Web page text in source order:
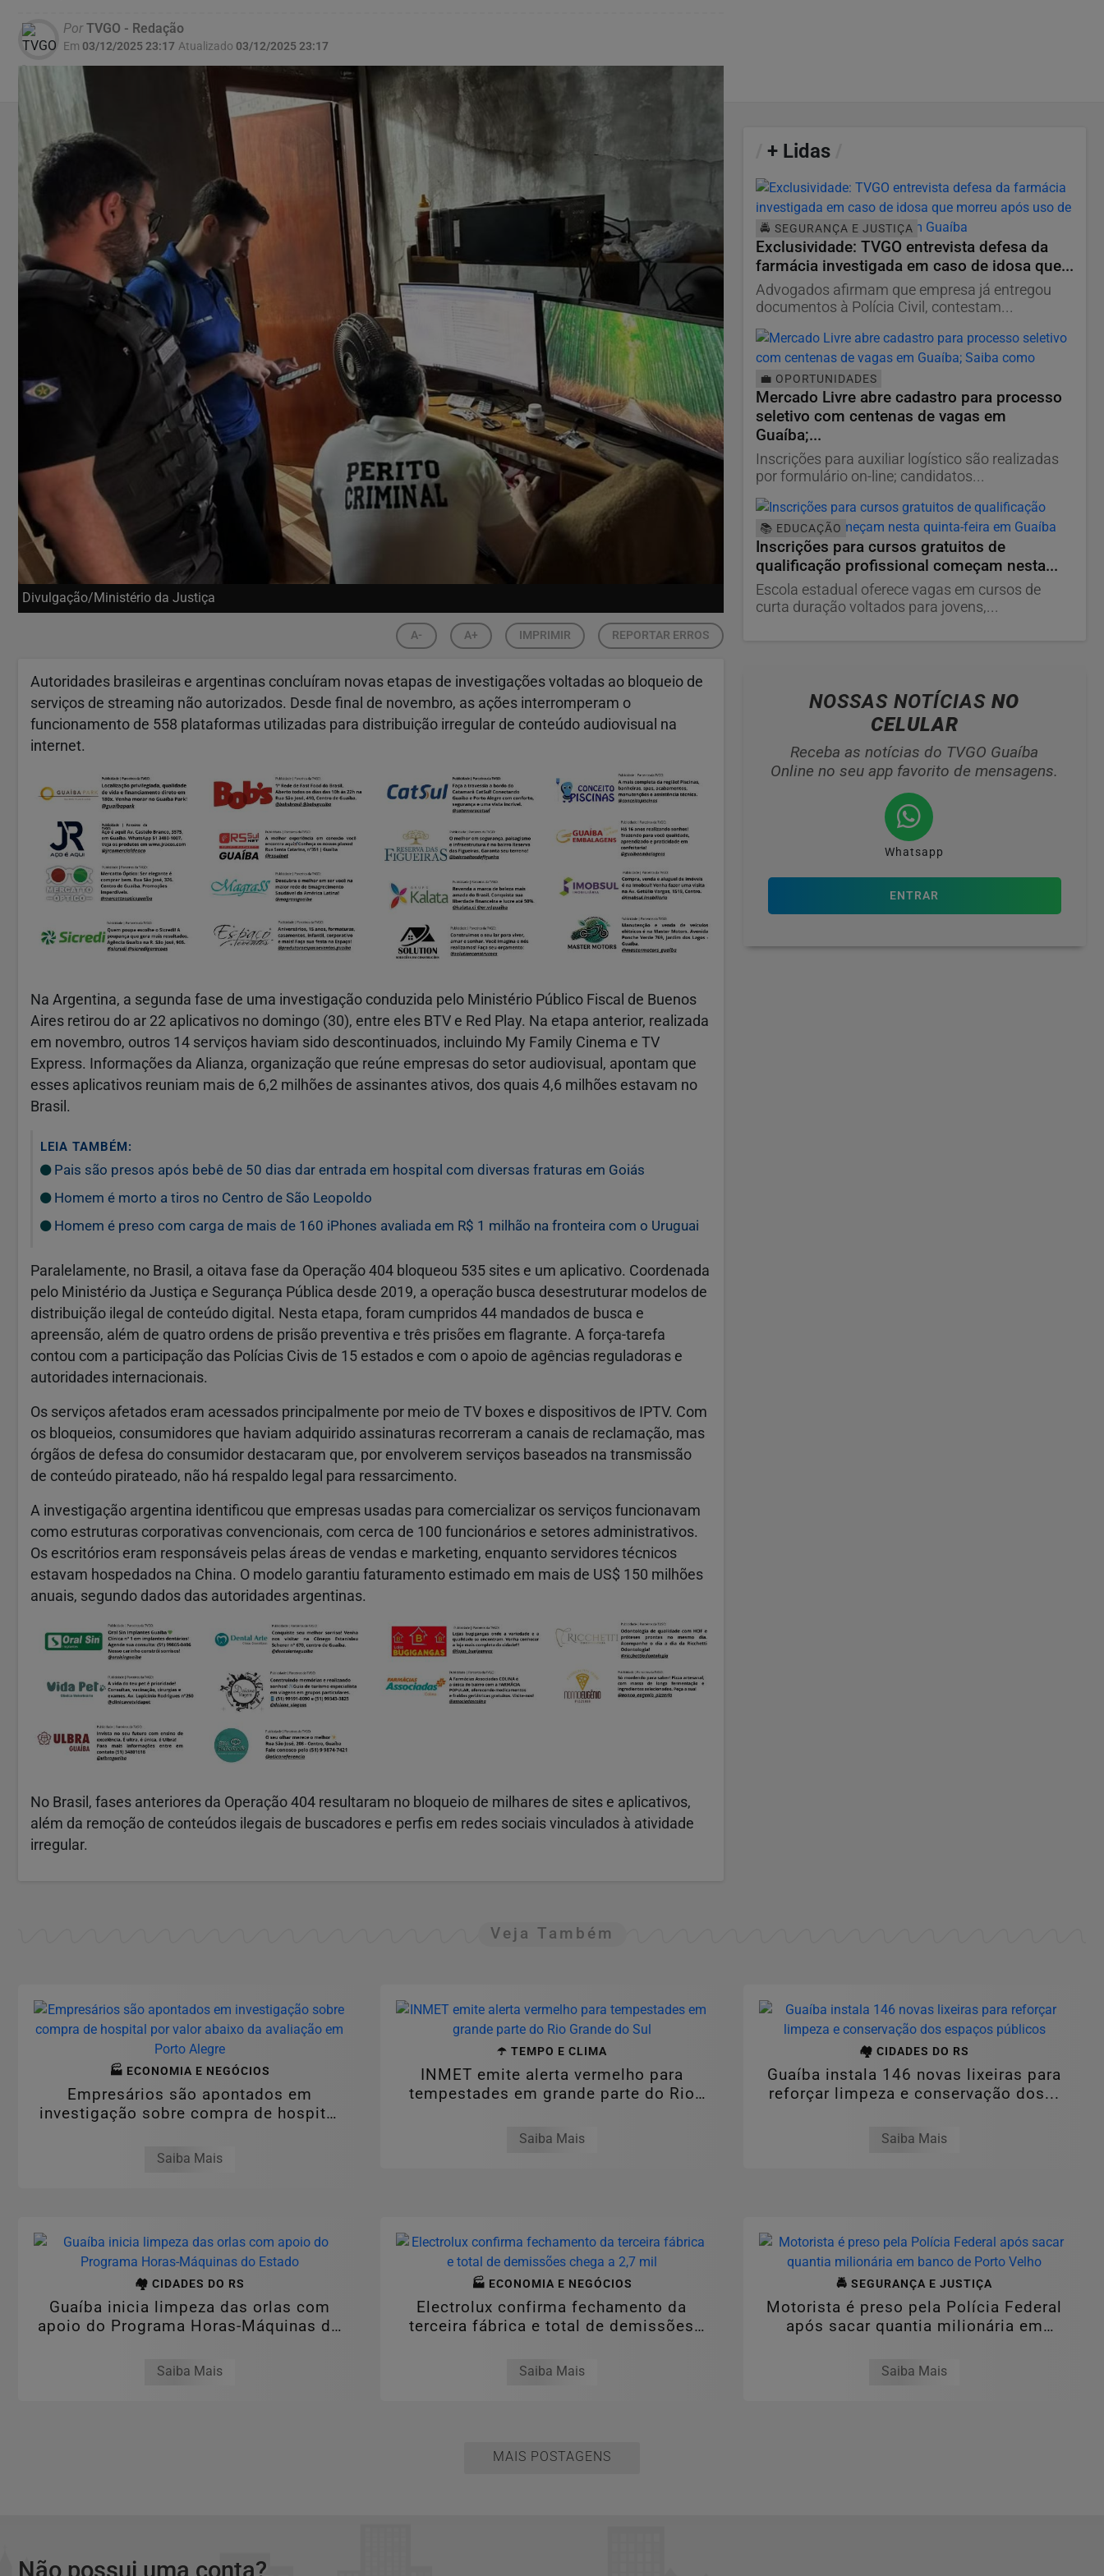
PorTVGO - Redação
Em 03/12/2025 23:17 Atualizado 03/12/2025 23:17
Divulgação/Ministério da Justiça
A- A+ IMPRIMIR REPORTAR ERROS
Autoridades brasileiras e argentinas concluíram novas etapas de investigações voltadas ao bloqueio de
serviços de streaming não autorizados. Desde final de novembro, as ações interromperam o
funcionamento de 558 plataformas utilizadas para distribuição irregular de conteúdo audiovisual na
internet.
Na Argentina, a segunda fase de uma investigação conduzida pelo Ministério Público Fiscal de Buenos
Aires retirou do ar 22 aplicativos no domingo (30), entre eles BTV e Red Play. Na etapa anterior, realizada
em novembro, outros 14 serviços haviam sido descontinuados, incluindo My Family Cinema e TV
Express. Informações da Alianza, organização que reúne empresas do setor audiovisual, apontam que
esses aplicativos reuniam mais de 6,2 milhões de assinantes ativos, dos quais 4,6 milhões estavam no
Brasil.
LEIA TAMBÉM:
Pais são presos após bebê de 50 dias dar entrada em hospital com diversas fraturas em Goiás
Homem é morto a tiros no Centro de São Leopoldo
Homem é preso com carga de mais de 160 iPhones avaliada em R$ 1 milhão na fronteira com o Uruguai
Paralelamente, no Brasil, a oitava fase da Operação 404 bloqueou 535 sites e um aplicativo. Coordenada
pelo Ministério da Justiça e Segurança Pública desde 2019, a operação busca desestruturar modelos de
distribuição ilegal de conteúdo digital. Nesta etapa, foram cumpridos 44 mandados de busca e
apreensão, além de quatro ordens de prisão preventiva e três prisões em flagrante. A força-tarefa
contou com a participação das Polícias Civis de 15 estados e com o apoio de agências reguladoras e
autoridades internacionais.
Os serviços afetados eram acessados principalmente por meio de TV boxes e dispositivos de IPTV. Com
os bloqueios, consumidores que haviam adquirido assinaturas recorreram a canais de reclamação, mas
órgãos de defesa do consumidor destacaram que, por envolverem serviços baseados na transmissão
de conteúdo pirateado, não há respaldo legal para ressarcimento.
A investigação argentina identificou que empresas usadas para comercializar os serviços funcionavam
como estruturas corporativas convencionais, com cerca de 100 funcionários e setores administrativos.
Os escritórios eram responsáveis pelas áreas de vendas e marketing, enquanto servidores técnicos
estavam hospedados na China. O modelo garantiu faturamento estimado em mais de US$ 150 milhões
anuais, segundo dados das autoridades argentinas.
No Brasil, fases anteriores da Operação 404 resultaram no bloqueio de milhares de sites e aplicativos,
além da remoção de conteúdos ilegais de buscadores e perfis em redes sociais vinculados à atividade
irregular.
+ Lidas
🚔 SEGURANÇA E JUSTIÇA
Exclusividade: TVGO entrevista defesa da
farmácia investigada em caso de idosa que...
Advogados afirmam que empresa já entregou
documentos à Polícia Civil, contestam...
💼 OPORTUNIDADES
Mercado Livre abre cadastro para processo
seletivo com centenas de vagas em
Guaíba;...
Inscrições para auxiliar logístico são realizadas
por formulário on-line; candidatos...
📚 EDUCAÇÃO
Inscrições para cursos gratuitos de
qualificação profissional começam nesta...
Escola estadual oferece vagas em cursos de
curta duração voltados para jovens,...
NOSSAS NOTÍCIASNO
CELULAR
Receba as notícias do TVGO Guaíba
Online no seu app favorito de mensagens.
Whatsapp
ENTRAR
Veja Também
🏭 ECONOMIA E NEGÓCIOS
Empresários são apontados em
investigação sobre compra de hospital
Saiba Mais
☂️ TEMPO E CLIMA
INMET emite alerta vermelho para
tempestades em grande parte do Rio
Saiba Mais
🏘️ CIDADES DO RS
Guaíba instala 146 novas lixeiras para
reforçar limpeza e conservação dos...
Saiba Mais
🏘️ CIDADES DO RS
Guaíba inicia limpeza das orlas com
apoio do Programa Horas-Máquinas do
Saiba Mais
🏭 ECONOMIA E NEGÓCIOS
Electrolux confirma fechamento da
terceira fábrica e total de demissões
Saiba Mais
🚔 SEGURANÇA E JUSTIÇA
Motorista é preso pela Polícia Federal
após sacar quantia milionária em
Saiba Mais
MAIS POSTAGENS